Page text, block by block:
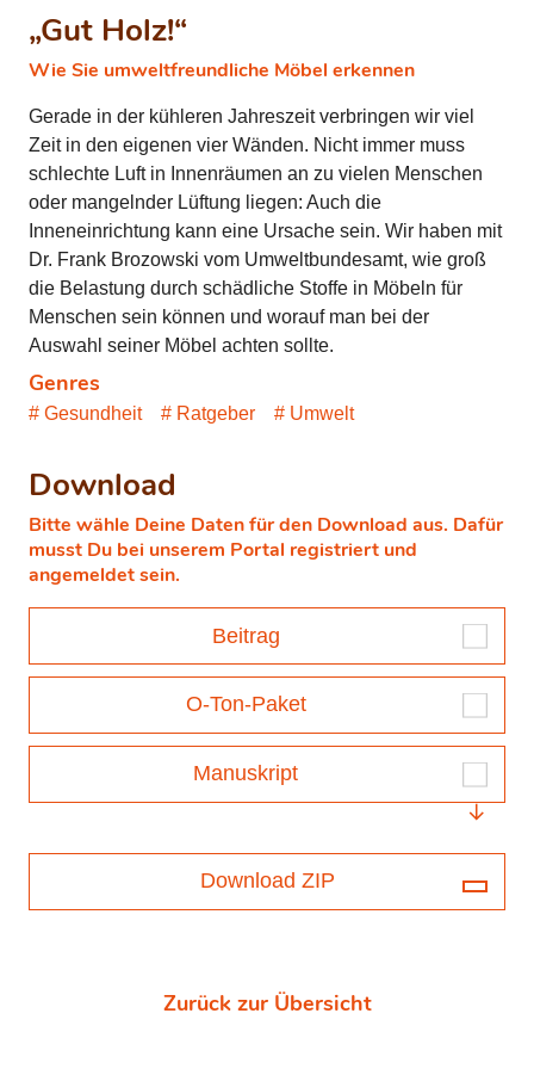
„Gut Holz!“
Wie Sie umweltfreundliche Möbel erkennen
Gerade in der kühleren Jahreszeit verbringen wir viel
Zeit in den eigenen vier Wänden. Nicht immer muss
schlechte Luft in Innenräumen an zu vielen Menschen
oder mangelnder Lüftung liegen: Auch die
Inneneinrichtung kann eine Ursache sein. Wir haben mit
Dr. Frank Brozowski vom Umweltbundesamt, wie groß
die Belastung durch schädliche Stoffe in Möbeln für
Menschen sein können und worauf man bei der
Auswahl seiner Möbel achten sollte.
Genres
Gesundheit Ratgeber Umwelt
Download
Bitte wähle Deine Daten für den Download aus. Dafür
musst Du bei unserem Portal registriert und
angemeldet sein.
Beitrag
O-Ton-Paket
Manuskript
Download ZIP
Zurück zur Übersicht